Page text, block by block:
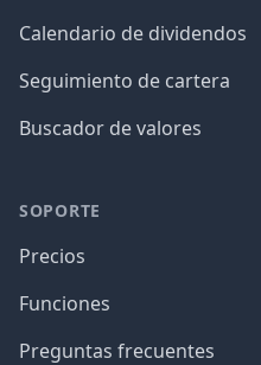
Calendario de dividendos
Seguimiento de cartera
Buscador de valores
SOPORTE
Precios
Funciones
Preguntas frecuentes